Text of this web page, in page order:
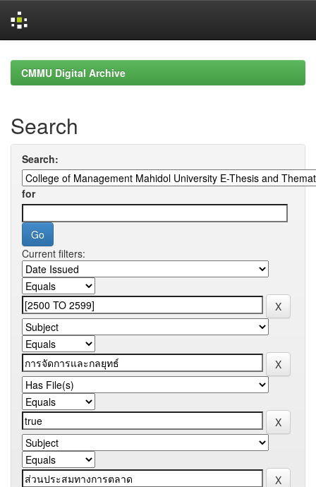
navigationCMMU Digital Archive
Search
Search:
for
Current filters: